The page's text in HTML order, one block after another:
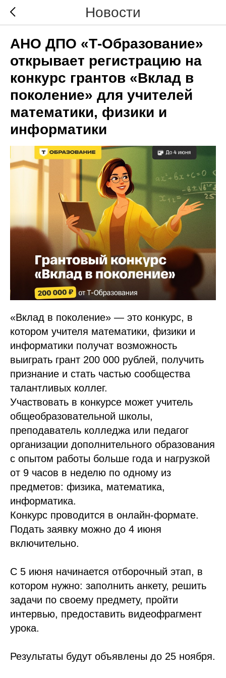
Новости
АНО ДПО «Т-Образование»
открывает регистрацию на
конкурс грантов «Вклад в
поколение» для учителей
математики, физики и
информатики
«Вклад в поколение» — это конкурс, в
котором учителя математики, физики и
информатики получат возможность
выиграть грант 200 000 рублей, получить
признание и стать частью сообщества
талантливых коллег.
Участвовать в конкурсе может учитель
общеобразовательной школы,
преподаватель колледжа или педагог
организации дополнительного образования
с опытом работы больше года и нагрузкой
от 9 часов в неделю по одному из
предметов: физика, математика,
информатика.
Конкурс проводится в онлайн-формате.
Подать заявку можно до 4 июня
включительно.
С 5 июня начинается отборочный этап, в
котором нужно: заполнить анкету, решить
задачи по своему предмету, пройти
интервью, предоставить видеофрагмент
урока.
Результаты будут объявлены до 25 ноября.